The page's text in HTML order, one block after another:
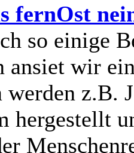
fernOst
so einige
ansiet wir
z.B.
hergestellt